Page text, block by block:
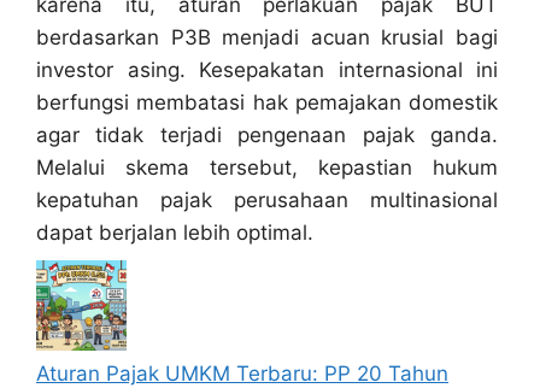
karena itu, aturan perlakuan pajak BUT
berdasarkan P3B menjadi acuan krusial bagi
investor asing. Kesepakatan internasional ini
berfungsi membatasi hak pemajakan domestik
agar tidak terjadi pengenaan pajak ganda.
Melalui skema tersebut, kepastian hukum
kepatuhan pajak perusahaan multinasional
dapat berjalan lebih optimal.
Aturan Pajak UMKM Terbaru: PP 20 Tahun